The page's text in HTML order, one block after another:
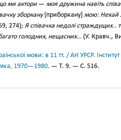
ми актори — моя дружина навіть
зборкану[приборкану] мою: Нехай
274); Я співачка недолі
голодних, нещасних… (У. Кравч.,
мови: в 11 тт. / АН УРСР.
1970—1980. — Т. 9. — С. 516.